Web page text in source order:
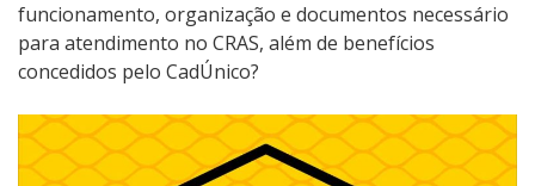
funcionamento, organização e documentos necessário
para atendimento no CRAS, além de benefícios
concedidos pelo CadÚnico?